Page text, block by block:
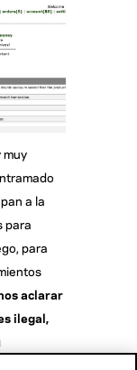
muy
a la
para
para
aclarar
ilegal,